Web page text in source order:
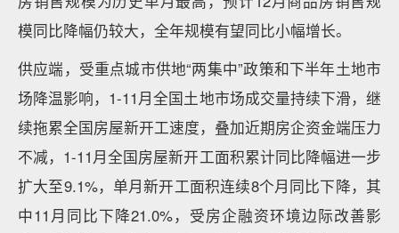
模同比降幅仍较大，全年规模有望同比小幅增长。
供应端，受重点城市供地“两集中”政策和下半年土地市
场降温影响，1-11月全国土地市场成交量持续下滑，继
续拖累全国房屋新开工速度，叠加近期房企资金端压力
不减，1-11月全国房屋新开工面积累计同比降幅进一步
扩大至9.1%，单月新开工面积连续8个月同比下降，其
中11月同比下降21.0%，受房企融资环境边际改善影